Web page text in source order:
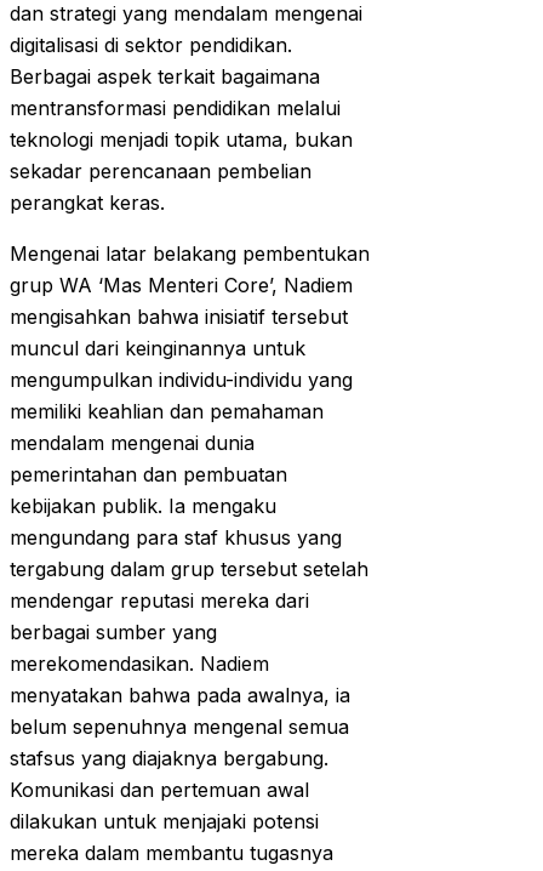
dan strategi yang mendalam mengenai
digitalisasi di sektor pendidikan.
Berbagai aspek terkait bagaimana
mentransformasi pendidikan melalui
teknologi menjadi topik utama, bukan
sekadar perencanaan pembelian
perangkat keras.
Mengenai latar belakang pembentukan
grup WA ‘Mas Menteri Core’, Nadiem
mengisahkan bahwa inisiatif tersebut
muncul dari keinginannya untuk
mengumpulkan individu-individu yang
memiliki keahlian dan pemahaman
mendalam mengenai dunia
pemerintahan dan pembuatan
kebijakan publik. Ia mengaku
mengundang para staf khusus yang
tergabung dalam grup tersebut setelah
mendengar reputasi mereka dari
berbagai sumber yang
merekomendasikan. Nadiem
menyatakan bahwa pada awalnya, ia
belum sepenuhnya mengenal semua
stafsus yang diajaknya bergabung.
Komunikasi dan pertemuan awal
dilakukan untuk menjajaki potensi
mereka dalam membantu tugasnya